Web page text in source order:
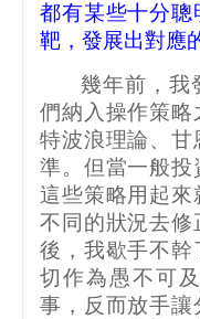
都有某些十分
靶，發展出對應
幾年前，我
們納入操作策略
特波浪理論、甘
準。但當一般投
這些策略用起來
不同的狀況去修
後，我歇手不幹
切作為愚不可
事，反而放手讓